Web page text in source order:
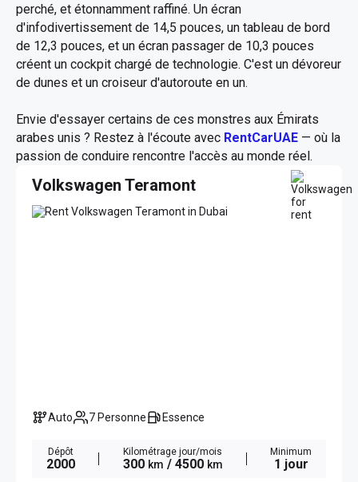
perché, et étonnamment raffiné. Un écran
d'infodivertissement de 14,5 pouces, un tableau de bord
de 12,3 pouces, et un écran passager de 10,3 pouces
créent un cockpit chargé de technologie. C'est un dévoreur
de dunes et un croiseur d'autoroute en un.
Envie d'essayer certains de ces monstres aux Émirats
arabes unis ? Restez à l'écoute avec RentCarUAE — où la
passion de conduire rencontre l'accès au monde réel.
Volkswagen Teramont
Auto 7 Personne Essence
Dépôt
2000
Kilométrage jour/mois
300 km / 4500 km
Minimum
1 jour